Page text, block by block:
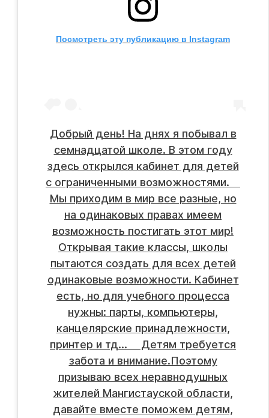
Посмотреть эту публикацию в Instagram
Добрый день! На днях я побывал в
семнадцатой школе. В этом году
здесь открылся кабинет для детей
с ограниченными возможностями. ⠀
Мы приходим в мир все разные, но
на одинаковых правах имеем
возможность постигать этот мир!
Открывая такие классы, школы
пытаются создать для всех детей
одинаковые возможности. Кабинет
есть, но для учебного процесса
нужны: парты, компьютеры,
канцелярские принадлежности,
принтер и тд... ⠀ Детям требуется
забота и внимание.Поэтому
призываю всех неравнодушных
жителей Мангистауской области,
давайте вместе поможем детям,